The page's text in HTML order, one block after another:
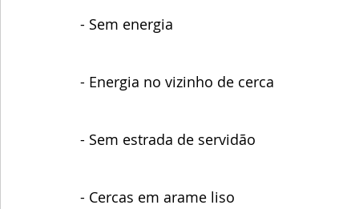
- Sem energia
- Energia no vizinho de cerca
- Sem estrada de servidão
- Cercas em arame liso